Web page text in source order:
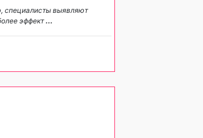
специалисты выявляют
эффект...